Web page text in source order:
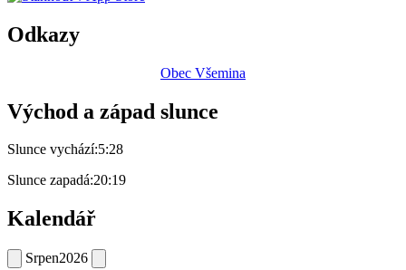
Odkazy
Obec Všemina
Východ a západ slunce
Slunce vychází:5:28
Slunce zapadá:20:19
Kalendář
Srpen2026